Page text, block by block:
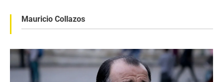
Mauricio Collazos